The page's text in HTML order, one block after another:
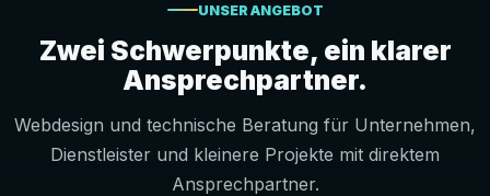
UNSER ANGEBOT
Zwei Schwerpunkte, ein klarer
Ansprechpartner.
Webdesign und technische Beratung für Unternehmen,
Dienstleister und kleinere Projekte mit direktem
Ansprechpartner.